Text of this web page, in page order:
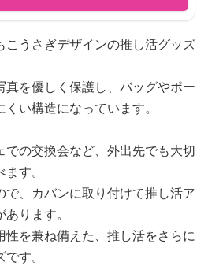
こうさぎデザインの推し活グッズ
を優しく保護し、バッグやポー
い構造になっています。
の交換会など、外出先でも大切
す。
で、カバンに取り付けて推し活ア
ります。
を兼ね備えた、推し活をさらに
す。